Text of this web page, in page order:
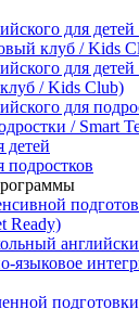
для
клуб / Kids
для
/ Kids Club)
для
/ Smart
детей
подростков
Ready)
языковое